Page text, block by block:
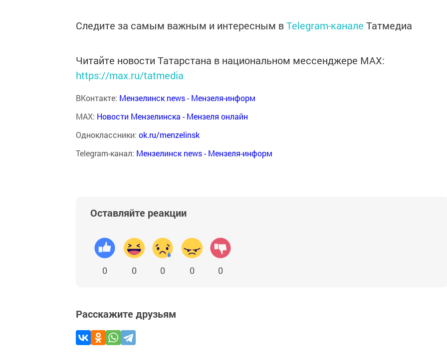
Следите за самым важным и интересным вTelegram-канале Татмедиа
Читайте новости Татарстана в национальном мессенджере MАХ:
https://max.ru/tatmedia
ВКонтакте: Мензелинск news - Мензеля-информ
MAX: Новости Мензелинска - Мензеля онлайн
Одноклассники: ok.ru/menzelinsk
Telegram-канал: Мензелинск news - Мензеля-информ
Оставляйте реакции
0 0 0 0 0
Расскажите друзьям